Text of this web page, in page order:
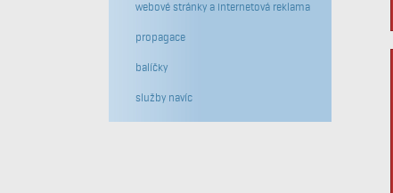
webové stránky a internetová reklama
propagace
balíčky
služby navíc